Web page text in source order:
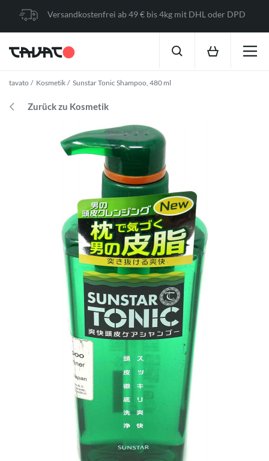
Versandkostenfrei ab 49 € bis 4kg mit DHL oder DPD
tavato Kosmetik Sunstar Tonic Shampoo, 480 ml
Zurück zu Kosmetik